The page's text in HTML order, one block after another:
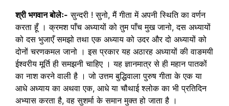
श्री भगवान बोलेः- सुन्दरी ! सुनो, मैं गीता में अपनी स्थिति का वर्णन
करता हूँ । क्रमश पाँच अध्यायों को तुम पाँच मुख जानो, दस अध्यायों
को दस भुजाएँ समझो तथा एक अध्याय को उदर और दो अध्यायों को
दोनों चरणकमल जानो । इस प्रकार यह अठारह अध्यायों की वाङमयी
ईश्वरीय मूर्ति ही समझनी चाहिए । यह ज्ञानमात्र से ही महान पातकों
का नाश करने वाली है । जो उत्तम बुद्धिवाला पुरुष गीता के एक या
आधे अध्याय का अथवा एक, आधे या चौथाई श्लोक का भी प्रतिदिन
अभ्यास करता है, वह सुशर्मा के समान मुक्त हो जाता है ।